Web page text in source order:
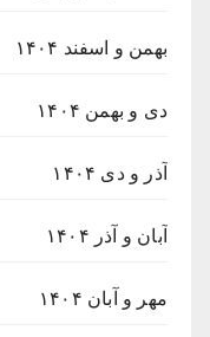
بهمن و اسفند ۱۴۰۴
دی و بهمن ۱۴۰۴
آذر و دی ۱۴۰۴
آبان و آذر ۱۴۰۴
مهر و آبان ۱۴۰۴